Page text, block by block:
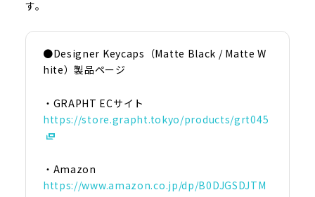
す。
●Designer Keycaps（Matte Black / Matte W
hite）製品ページ
・GRAPHT ECサイト
https://store.grapht.tokyo/products/grt045
・Amazon
https://www.amazon.co.jp/dp/B0DJGSDJTM